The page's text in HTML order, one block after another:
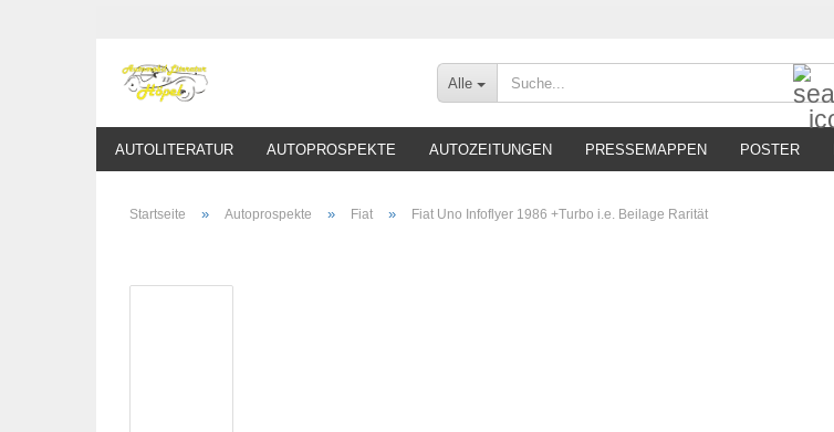
Alle
AUTOLITERATUR AUTOPROSPEKTE AUTOZEITUNGEN PRESSEMAPPEN POSTER
Startseite » Autoprospekte » Fiat » Fiat Uno Infoflyer 1986 +Turbo i.e. Beilage Rarität